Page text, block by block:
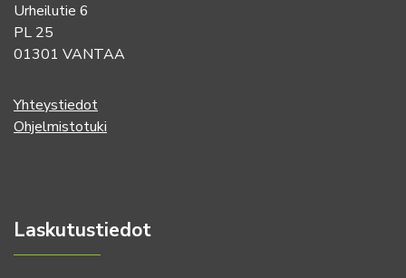
Urheilutie 6
PL 25
01301 VANTAA
Yhteystiedot
Ohjelmistotuki
Laskutustiedot